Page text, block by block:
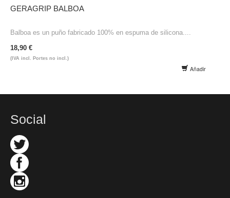
GERAGRIP BALBOA
Balboa es un puño fabricado 100% en espuma de silicona....
18,90 €
(IVA incl. Portes no incl.)
Añadir
Social